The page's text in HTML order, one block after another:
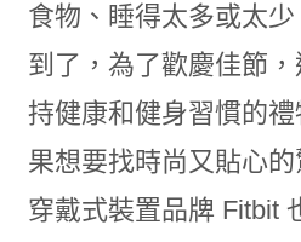
食物、睡得太多或太
到了，為了歡慶佳節
持健康和健身習慣的
果想要找時尚又貼心
穿戴式裝置品牌 Fitbit